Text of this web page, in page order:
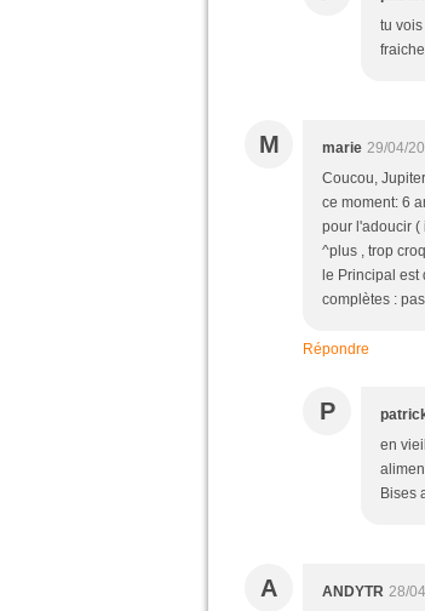
tu
M marie 29/04/
Coucou,
ce moment: 6
pour l'adoucir (
^plus , trop
le Principal
complètes :
Répondre
P
en
Bises
A ANDYTR 28/